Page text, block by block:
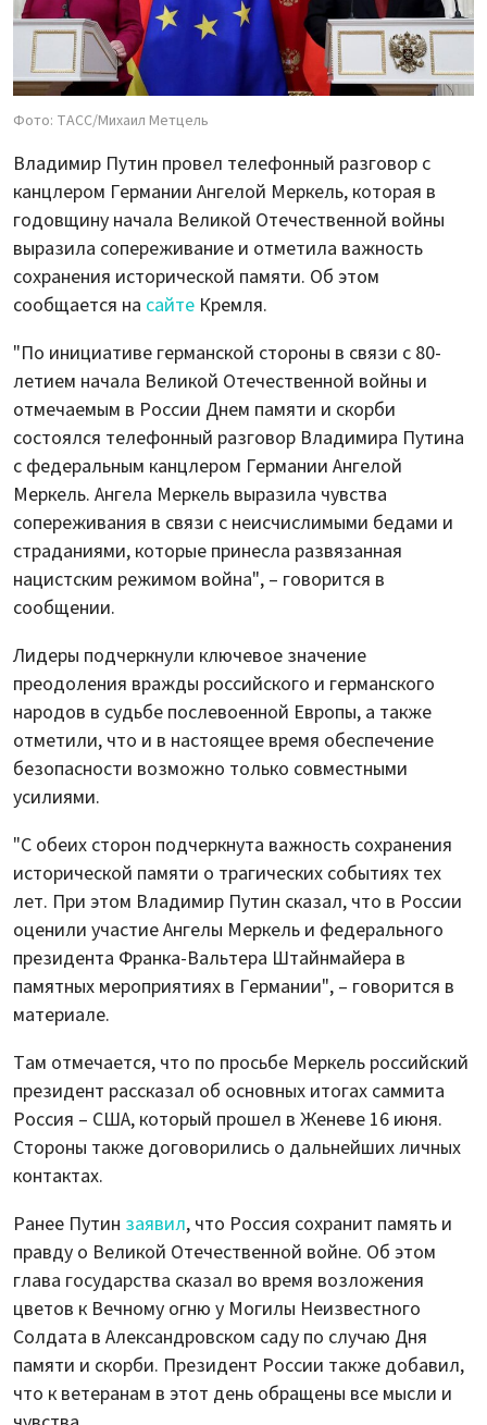
Фото: ТАСС/Михаил Метцель
Владимир Путин провел телефонный разговор с
канцлером Германии Ангелой Меркель, которая в
годовщину начала Великой Отечественной войны
выразила сопереживание и отметила важность
сохранения исторической памяти. Об этом
сообщается на сайте Кремля.
"По инициативе германской стороны в связи с 80-
летием начала Великой Отечественной войны и
отмечаемым в России Днем памяти и скорби
состоялся телефонный разговор Владимира Путина
с федеральным канцлером Германии Ангелой
Меркель. Ангела Меркель выразила чувства
сопереживания в связи с неисчислимыми бедами и
страданиями, которые принесла развязанная
нацистским режимом война", – говорится в
сообщении.
Лидеры подчеркнули ключевое значение
преодоления вражды российского и германского
народов в судьбе послевоенной Европы, а также
отметили, что и в настоящее время обеспечение
безопасности возможно только совместными
усилиями.
"С обеих сторон подчеркнута важность сохранения
исторической памяти о трагических событиях тех
лет. При этом Владимир Путин сказал, что в России
оценили участие Ангелы Меркель и федерального
президента Франка-Вальтера Штайнмайера в
памятных мероприятиях в Германии", – говорится в
материале.
Там отмечается, что по просьбе Меркель российский
президент рассказал об основных итогах саммита
Россия – США, который прошел в Женеве 16 июня.
Стороны также договорились о дальнейших личных
контактах.
Ранее Путин заявил, что Россия сохранит память и
правду о Великой Отечественной войне. Об этом
глава государства сказал во время возложения
цветов к Вечному огню у Могилы Неизвестного
Солдата в Александровском саду по случаю Дня
памяти и скорби. Президент России также добавил,
что к ветеранам в этот день обращены все мысли и